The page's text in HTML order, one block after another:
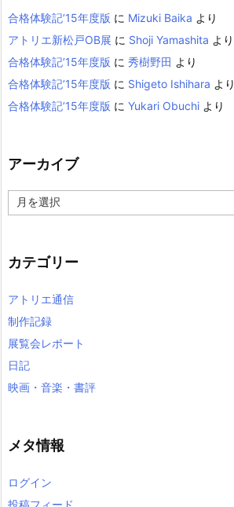
合格体験記’15年度版 に Mizuki Baika より
アトリエ新松戸OB展 に Shoji Yamashita より
合格体験記’15年度版 に 秀樹野田 より
合格体験記’15年度版 に Shigeto Ishihara より
合格体験記’15年度版 に Yukari Obuchi より
アーカイブ
ー
ブ
カテゴリー
アトリエ通信
制作記録
展覧会レポート
日記
映画・音楽・書評
メタ情報
ログイン
投稿フィード